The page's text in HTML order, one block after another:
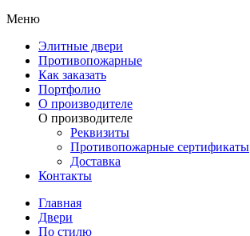
Меню
Элитные двери
Противопожарные
Как заказать
Портфолио
О производителе
О производителе
Реквизиты
Противопожарные сертификаты
Доставка
Контакты
Главная
Двери
По стилю